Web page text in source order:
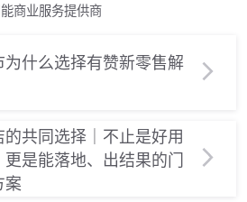
商业服务提供商
为什么选择有赞新零售解
的共同选择｜不止是好用
更是能落地、出结果的门
案